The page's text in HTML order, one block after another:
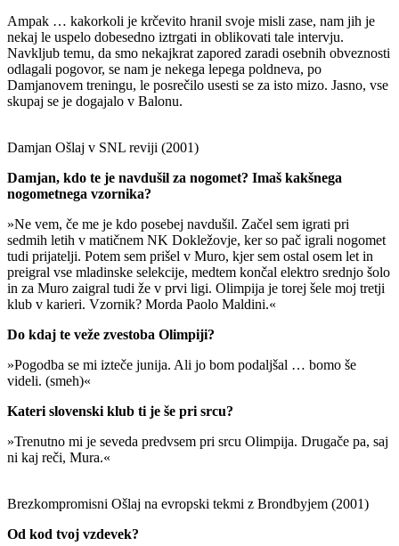
Ampak … kakorkoli je krčevito hranil svoje misli zase, nam jih je
nekaj le uspelo dobesedno iztrgati in oblikovati tale intervju.
Navkljub temu, da smo nekajkrat zapored zaradi osebnih obveznosti
odlagali pogovor, se nam je nekega lepega poldneva, po
Damjanovem treningu, le posrečilo usesti se za isto mizo. Jasno, vse
skupaj se je dogajalo v Balonu.
Damjan Ošlaj v SNL reviji (2001)
Damjan, kdo te je navdušil za nogomet? Imaš kakšnega
nogometnega vzornika?
»Ne vem, če me je kdo posebej navdušil. Začel sem igrati pri
sedmih letih v matičnem NK Dokležovje, ker so pač igrali nogomet
tudi prijatelji. Potem sem prišel v Muro, kjer sem ostal osem let in
preigral vse mladinske selekcije, medtem končal elektro srednjo šolo
in za Muro zaigral tudi že v prvi ligi. Olimpija je torej šele moj tretji
klub v karieri. Vzornik? Morda Paolo Maldini.«
Do kdaj te veže zvestoba Olimpiji?
»Pogodba se mi izteče junija. Ali jo bom podaljšal … bomo še
videli. (smeh)«
Kateri slovenski klub ti je še pri srcu?
»Trenutno mi je seveda predvsem pri srcu Olimpija. Drugače pa, saj
ni kaj reči, Mura.«
Brezkompromisni Ošlaj na evropski tekmi z Brondbyjem (2001)
Od kod tvoj vzdevek?